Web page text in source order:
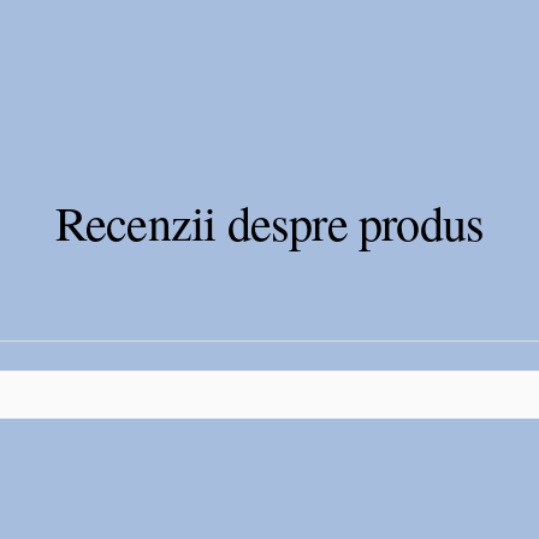
pot fi ridicate manual).
Recenzii despre produs